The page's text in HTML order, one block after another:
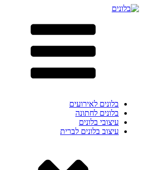
בלונים לאירועים
בלונים לחתונה
עיצובי בלונים
עיצוב בלונים לברית